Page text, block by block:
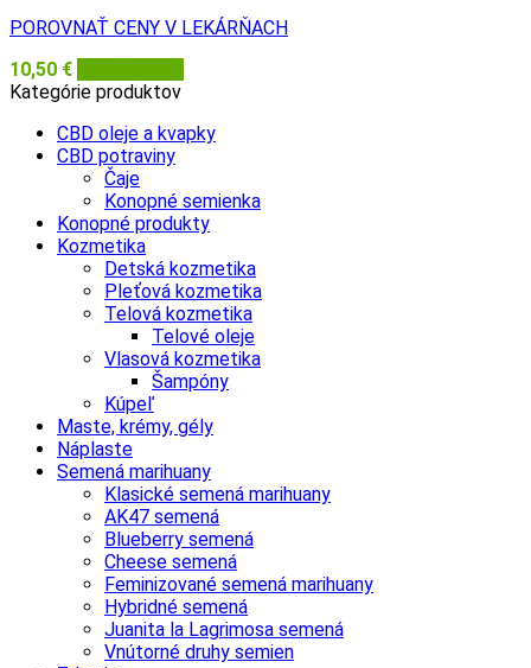
POROVNAŤ CENY V LEKÁRŇACH
10,50 €
Kategórie produktov
CBD oleje a kvapky
CBD potraviny
Čaje
Konopné semienka
Konopné produkty
Kozmetika
Detská kozmetika
Pleťová kozmetika
Telová kozmetika
Telové oleje
Vlasová kozmetika
Šampóny
Kúpeľ
Maste, krémy, gély
Náplaste
Semená marihuany
Klasické semená marihuany
AK47 semená
Blueberry semená
Cheese semená
Feminizované semená marihuany
Hybridné semená
Juanita la Lagrimosa semená
Vnútorné druhy semien